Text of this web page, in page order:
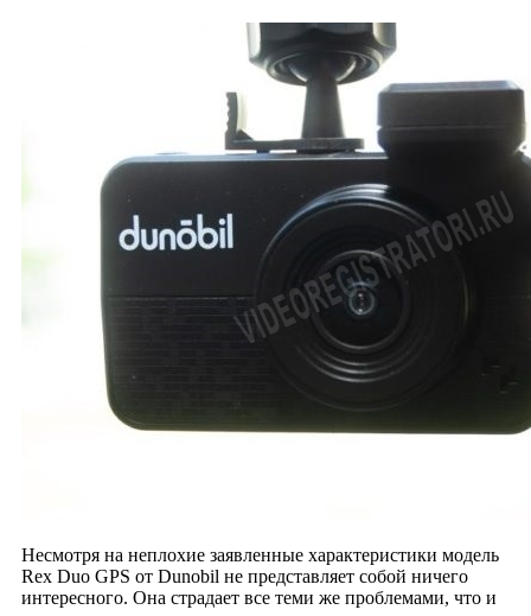
Несмотря на неплохие заявленные характеристики модель
Rex Duo GPS от Dunobil не представляет собой ничего
интересного. Она страдает все теми же проблемами, что и